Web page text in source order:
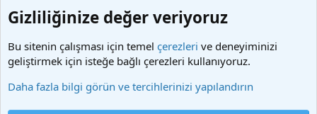
Gizliliğinize değer veriyoruz
Bu sitenin çalışması için temel çerezleri ve deneyiminizi
geliştirmek için isteğe bağlı çerezleri kullanıyoruz.
Daha fazla bilgi görün ve tercihlerinizi yapılandırın